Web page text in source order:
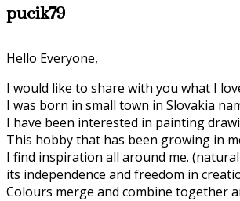
pucik79
Hello Everyone,
I would like to share with you what I
I was born in small town in Slovakia
I have been interested in painting
This hobby that has been growing in
I find inspiration all around me.
its independence and freedom in
Colours merge and combine together